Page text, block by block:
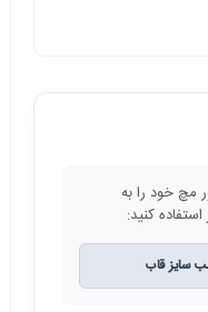
مچ خود را به
کنید:
سایز قاب